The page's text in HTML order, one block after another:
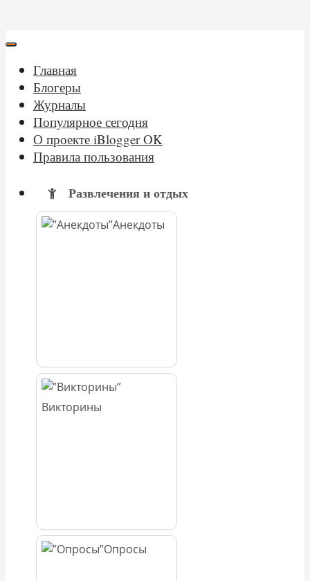
Главная
Блогеры
Журналы
Популярное сегодня
О проекте iBlogger OK
Правила пользования
Развлечения и отдых
Анекдоты
Викторины
Опросы